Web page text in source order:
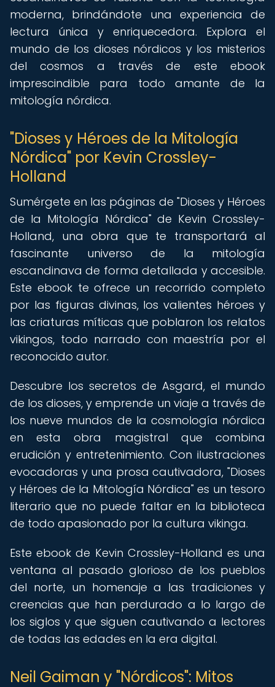
moderna, brindándote una experiencia de
lectura única y enriquecedora. Explora el
mundo de los dioses nórdicos y los misterios
del cosmos a través de este ebook
imprescindible para todo amante de la
mitología nórdica.
"Dioses y Héroes de la Mitología
Nórdica" por Kevin Crossley-
Holland
Sumérgete en las páginas de "Dioses y Héroes
de la Mitología Nórdica" de Kevin Crossley-
Holland, una obra que te transportará al
fascinante universo de la mitología
escandinava de forma detallada y accesible.
Este ebook te ofrece un recorrido completo
por las figuras divinas, los valientes héroes y
las criaturas míticas que poblaron los relatos
vikingos, todo narrado con maestría por el
reconocido autor.
Descubre los secretos de Asgard, el mundo
de los dioses, y emprende un viaje a través de
los nueve mundos de la cosmología nórdica
en esta obra magistral que combina
erudición y entretenimiento. Con ilustraciones
evocadoras y una prosa cautivadora, "Dioses
y Héroes de la Mitología Nórdica" es un tesoro
literario que no puede faltar en la biblioteca
de todo apasionado por la cultura vikinga.
Este ebook de Kevin Crossley-Holland es una
ventana al pasado glorioso de los pueblos
del norte, un homenaje a las tradiciones y
creencias que han perdurado a lo largo de
los siglos y que siguen cautivando a lectores
de todas las edades en la era digital.
Neil Gaiman y "Nórdicos": Mitos